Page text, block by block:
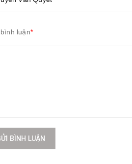
luận*
BÌNH LUẬN